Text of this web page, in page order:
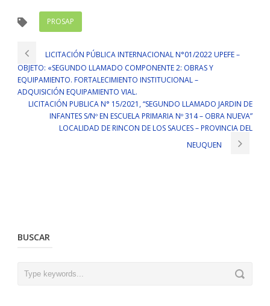
PROSAP
LICITACIÓN PÚBLICA INTERNACIONAL N°01/2022 UPEFE –
OBJETO: «SEGUNDO LLAMADO COMPONENTE 2: OBRAS Y
EQUIPAMIENTO. FORTALECIMIENTO INSTITUCIONAL –
ADQUISICIÓN EQUIPAMIENTO VIAL.
LICITACIÓN PUBLICA N° 15/2021, “SEGUNDO LLAMADO JARDIN DE
INFANTES S/Nº EN ESCUELA PRIMARIA Nº 314 – OBRA NUEVA”
LOCALIDAD DE RINCON DE LOS SAUCES – PROVINCIA DEL
NEUQUEN
BUSCAR